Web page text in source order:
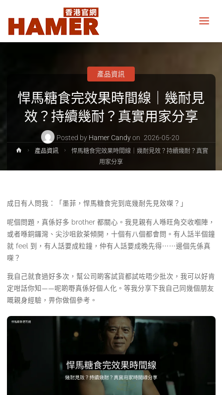
網
Hamer
Hong
Kong
website
悍馬糖食完效果時間線｜幾耐見
效？持續幾耐？真實用家分享
Posted by Hamer Candy on 2026-05-20
產品資訊
Home產品資訊
悍馬糖食完效果時間線｜幾耐見效？持續幾耐？真實
用家分享
成日有人問我：「墨菲，悍馬糖食完到底幾耐先見效㗎？」
呢個問題，真係好多 brother 都關心。我見親有人喺旺角交收嗰陣，
或者喺銅鑼灣、尖沙咀飲茶傾開，十個有八個都會問。有人話半個鐘
就 feel 到，有人話要成粒鐘，仲有人話要成晚先得⋯⋯邊個先係真
㗎？
我自己就食過好多次，幫公司啲客試貨都試咗唔少批次，我可以好肯
定咁話你知——呢啲嘢真係好個人化。等我分享下我自己同幾個朋友
嘅親身經驗，畀你做個參考。